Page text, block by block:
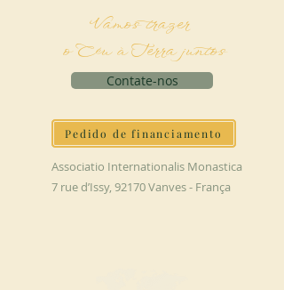
Vamos trazer
o Céu à Terra juntos
Contate-nos
Pedido de financiamento
Associatio Internationalis Monastica
7 rue d’Issy, 92170 Vanves - França